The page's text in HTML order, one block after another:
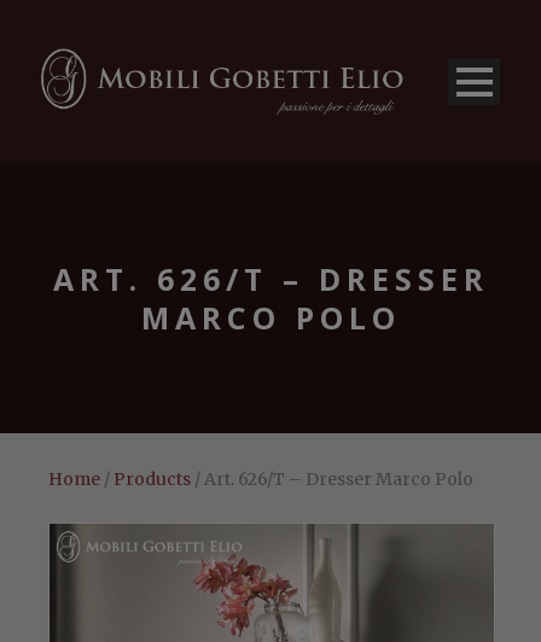
ART. 626/T – DRESSER
MARCO POLO
Home / Products / Art. 626/T – Dresser Marco Polo